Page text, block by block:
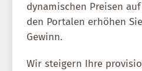
dynamischen Preisen
den Portalen erhöhen
Gewinn.
Wir steigern Ihre